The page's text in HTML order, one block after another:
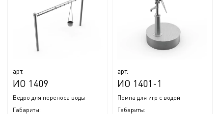
арт.
ИО 1409
Ведро для переноса воды
Габариты:
арт.
ИО 1401-1
Помпа для игр с водой
Габариты: